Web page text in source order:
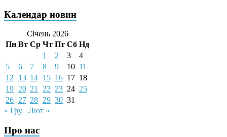
Календар новин
Січень 2026
Пн Вт Ср Чт Пт Сб Нд
1
2 3
4
5
6 7 8 9 10 11
12 13 14 15 16 17 18
19 20 21 22 23 24 25
26 27 28 29 30 31
« Гру
Лют »
Про нас